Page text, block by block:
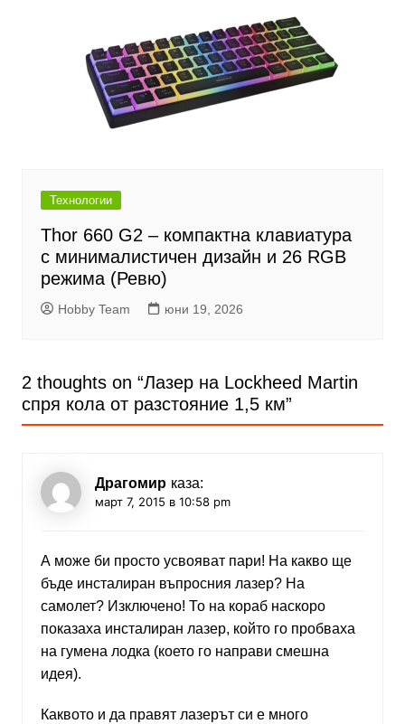
Технологии
Thor 660 G2 – компактна клавиатура
с минималистичен дизайн и 26 RGB
режима (Ревю)
Hobby Team юни 19, 2026
2 thoughts on “Лазер на Lockheed Martin
спря кола от разстояние 1,5 км”
Драгомир каза:
март 7, 2015 в 10:58 pm
А може би просто усвояват пари! На какво ще
бъде инсталиран въпросния лазер? На
самолет? Изключено! То на кораб наскоро
показаха инсталиран лазер, който го пробваха
на гумена лодка (което го направи смешна
идея).
Каквото и да правят лазерът си е много